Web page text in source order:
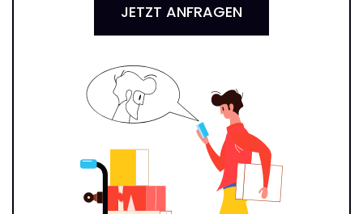
JETZT ANFRAGEN